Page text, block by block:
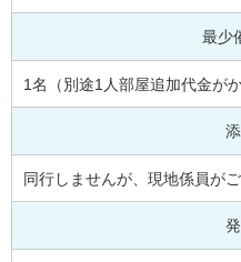
最少
1名（別途1人部屋追加代金が
同行しませんが、現地係員がご